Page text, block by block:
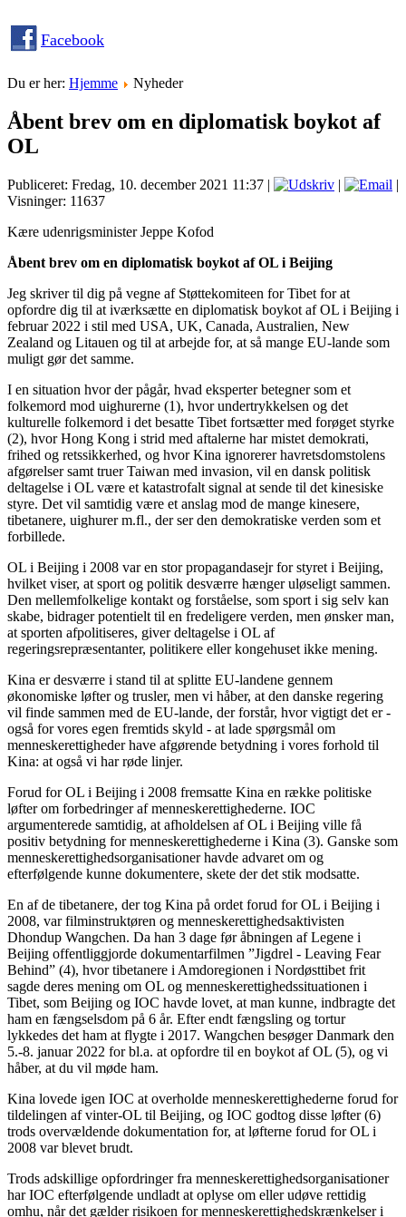
Facebook
Du er her: Hjemme Nyheder
Åbent brev om en diplomatisk boykot af
OL
Publiceret: Fredag, 10. december 2021 11:37 | |
|
Visninger: 11637
Kære udenrigsminister Jeppe Kofod
Åbent brev om en diplomatisk boykot af OL i Beijing
Jeg skriver til dig på vegne af Støttekomiteen for Tibet for at
opfordre dig til at iværksætte en diplomatisk boykot af OL i Beijing i
februar 2022 i stil med USA, UK, Canada, Australien, New
Zealand og Litauen og til at arbejde for, at så mange EU-lande som
muligt gør det samme.
I en situation hvor der pågår, hvad eksperter betegner som et
folkemord mod uighurerne (1), hvor undertrykkelsen og det
kulturelle folkemord i det besatte Tibet fortsætter med forøget styrke
(2), hvor Hong Kong i strid med aftalerne har mistet demokrati,
frihed og retssikkerhed, og hvor Kina ignorerer havretsdomstolens
afgørelser samt truer Taiwan med invasion, vil en dansk politisk
deltagelse i OL være et katastrofalt signal at sende til det kinesiske
styre. Det vil samtidig være et anslag mod de mange kinesere,
tibetanere, uighurer m.fl., der ser den demokratiske verden som et
forbillede.
OL i Beijing i 2008 var en stor propagandasejr for styret i Beijing,
hvilket viser, at sport og politik desværre hænger uløseligt sammen.
Den mellemfolkelige kontakt og forståelse, som sport i sig selv kan
skabe, bidrager potentielt til en fredeligere verden, men ønsker man,
at sporten afpolitiseres, giver deltagelse i OL af
regeringsrepræsentanter, politikere eller kongehuset ikke mening.
Kina er desværre i stand til at splitte EU-landene gennem
økonomiske løfter og trusler, men vi håber, at den danske regering
vil finde sammen med de EU-lande, der forstår, hvor vigtigt det er -
også for vores egen fremtids skyld - at lade spørgsmål om
menneskerettigheder have afgørende betydning i vores forhold til
Kina: at også vi har røde linjer.
Forud for OL i Beijing i 2008 fremsatte Kina en række politiske
løfter om forbedringer af menneskerettighederne. IOC
argumenterede samtidig, at afholdelsen af OL i Beijing ville få
positiv betydning for menneskerettighederne i Kina (3). Ganske som
menneskerettighedsorganisationer havde advaret om og
efterfølgende kunne dokumentere, skete der det stik modsatte.
En af de tibetanere, der tog Kina på ordet forud for OL i Beijing i
2008, var filminstruktøren og menneskerettighedsaktivisten
Dhondup Wangchen. Da han 3 dage før åbningen af Legene i
Beijing offentliggjorde dokumentarfilmen ”Jigdrel - Leaving Fear
Behind” (4), hvor tibetanere i Amdoregionen i Nordøsttibet frit
sagde deres mening om OL og menneskerettighedssituationen i
Tibet, som Beijing og IOC havde lovet, at man kunne, indbragte det
ham en fængselsdom på 6 år. Efter endt fængsling og tortur
lykkedes det ham at flygte i 2017. Wangchen besøger Danmark den
5.-8. januar 2022 for bl.a. at opfordre til en boykot af OL (5), og vi
håber, at du vil møde ham.
Kina lovede igen IOC at overholde menneskerettighederne forud for
tildelingen af vinter-OL til Beijing, og IOC godtog disse løfter (6)
trods overvældende dokumentation for, at løfterne forud for OL i
2008 var blevet brudt.
Trods adskillige opfordringer fra menneskerettighedsorganisationer
har IOC efterfølgende undladt at oplyse om eller udøve rettidig
omhu, når det gælder risikoen for menneskerettighedskrænkelser i